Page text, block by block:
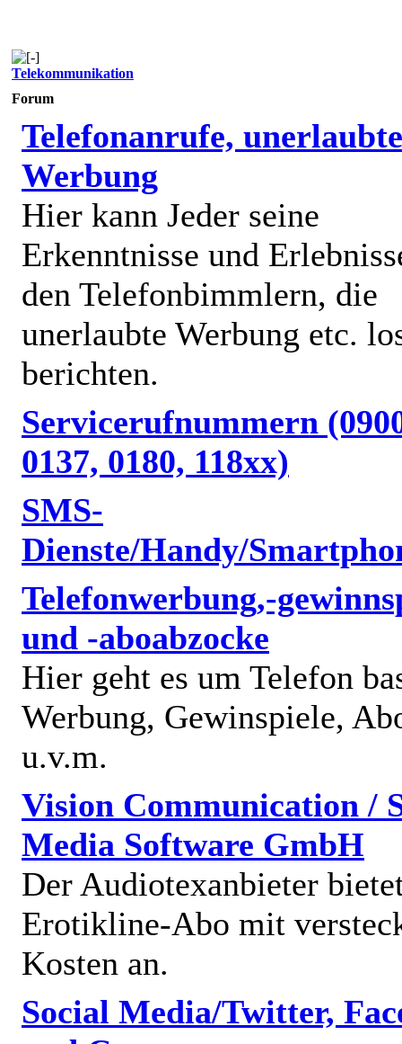
Telekommunikation
Forum
Telefonanrufe, unerlaubte
Werbung
Hier kann Jeder seine
Erkenntnisse und
den Telefonbimmlern, die
unerlaubte Werbung etc.
berichten.
Servicerufnummern
0137, 0180, 118xx)
SMS-
Dienste/Handy/
Telefonwerbung,-
und -aboabzocke
Hier geht es um Telefon
Werbung, Gewinspiele,
u.v.m.
Vision Communication /
Media Software GmbH
Der Audiotexanbieter
Erotikline-Abo mit
Kosten an.
Social Media/Twitter,